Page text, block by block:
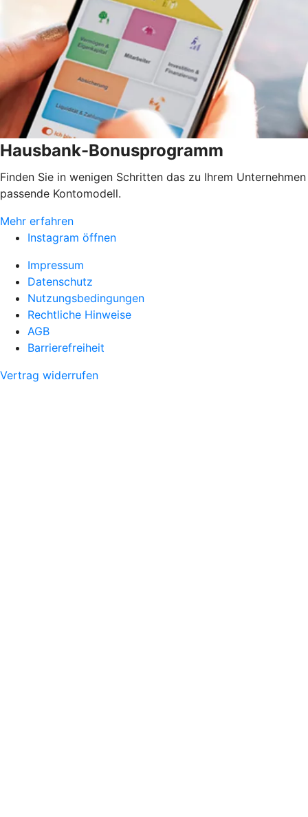
Hausbank-Bonusprogramm
Finden Sie in wenigen Schritten das zu Ihrem Unternehmen
passende Kontomodell.
Mehr erfahren
Instagram öffnen
Impressum
Datenschutz
Nutzungsbedingungen
Rechtliche Hinweise
AGB
Barrierefreiheit
Vertrag widerrufen